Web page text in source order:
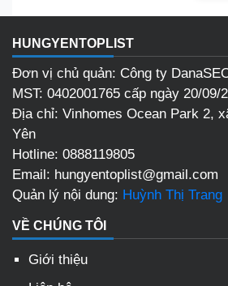
HUNGYENTOPLIST
Đơn vị chủ quản: Công ty
MST: 0402001765 cấp ngày 20/09/
Địa chỉ: Vinhomes Ocean Park 2,
Yên
Hotline: 0888119805
Email: hungyentoplist@gmail.com
Quản lý nội dung: Huỳnh Thị Trang
VỀ CHÚNG TÔI
Giới thiệu